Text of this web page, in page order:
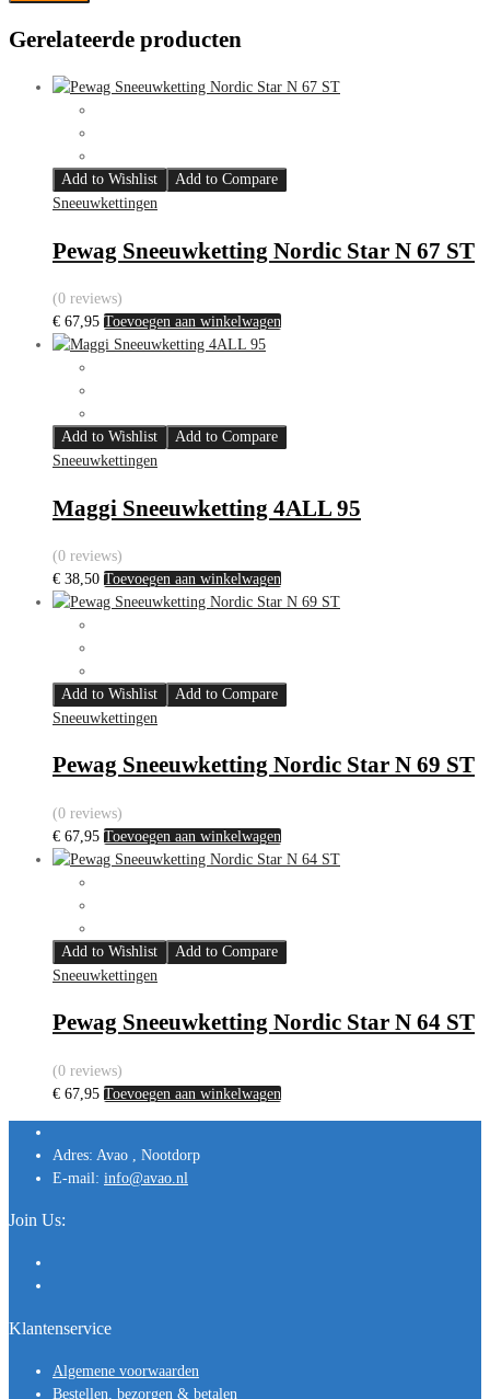
Gerelateerde producten
Add to Wishlist
Add to Compare
Sneeuwkettingen
Pewag Sneeuwketting Nordic Star N 67 ST
(0 reviews)
€ 67,95 Toevoegen aan winkelwagen
Add to Wishlist
Add to Compare
Sneeuwkettingen
Maggi Sneeuwketting 4ALL 95
(0 reviews)
€ 38,50 Toevoegen aan winkelwagen
Add to Wishlist
Add to Compare
Sneeuwkettingen
Pewag Sneeuwketting Nordic Star N 69 ST
(0 reviews)
€ 67,95 Toevoegen aan winkelwagen
Add to Wishlist
Add to Compare
Sneeuwkettingen
Pewag Sneeuwketting Nordic Star N 64 ST
(0 reviews)
€ 67,95 Toevoegen aan winkelwagen
Adres: Avao , Nootdorp
E-mail: info@avao.nl
Join Us:
Klantenservice
Algemene voorwaarden
Bestellen, bezorgen & betalen